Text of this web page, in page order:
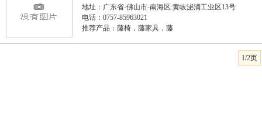
地址：广东省-佛山市-南海区:黄岐泌涌工业区13号
电话：0757-85963021
推荐产品： 藤椅，藤家具，藤
1/2页